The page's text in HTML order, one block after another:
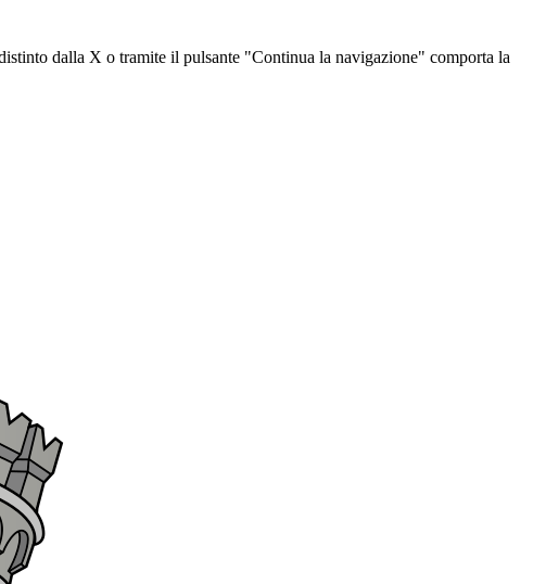
dalla X o tramite il pulsante "Continua la navigazione" comporta la